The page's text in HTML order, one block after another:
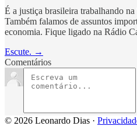
É a justiça brasileira trabalhando
Também falamos de assuntos
economia. Fique ligado na Rádio
Escute. →
Comentários
© 2026 Leonardo Dias ·